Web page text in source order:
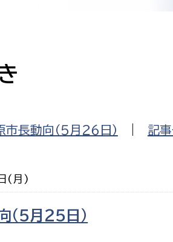
長動向（５月２６日） 記
(月)
５月２５日）